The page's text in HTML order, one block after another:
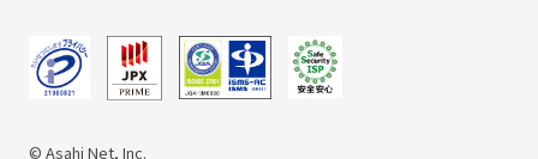
© Asahi Net, Inc.